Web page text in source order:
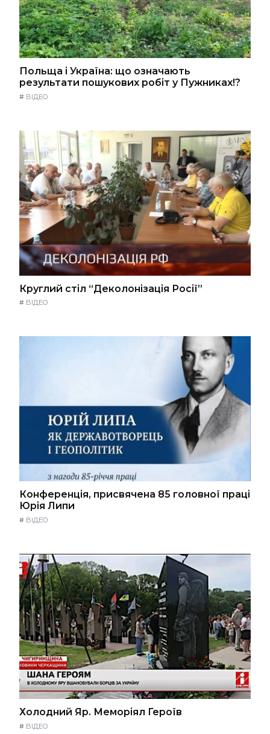
Польща і Україна: що означають
результати пошукових робіт у Пужниках!?
# ВІДЕО
Круглий стіл “Деколонізація Росії”
# ВІДЕО
Конференція, присвячена 85 головної праці
Юрія Липи
# ВІДЕО
Холодний Яр. Меморіял Героїв
# ВІДЕО